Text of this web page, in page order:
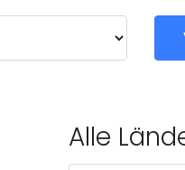
Alle